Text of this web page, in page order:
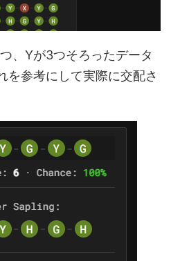
、Yが3つそろったデータ
を参考にして実際に交配さ